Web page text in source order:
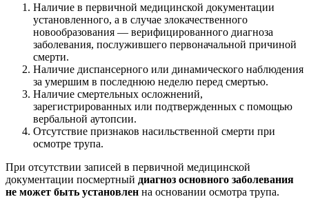
Наличие в первичной медицинской документации
установленного, а в случае злокачественного
новообразования — верифицированного диагноза
заболевания, послужившего первоначальной причиной
смерти.
Наличие диспансерного или динамического наблюдения
за умершим в последнюю неделю перед смертью.
Наличие смертельных осложнений,
зарегистрированных или подтвержденных с помощью
вербальной аутопсии.
Отсутствие признаков насильственной смерти при
осмотре трупа.
При отсутствии записей в первичной медицинской
документации посмертный диагноз основного заболевания
не может быть установлен на основании осмотра трупа.